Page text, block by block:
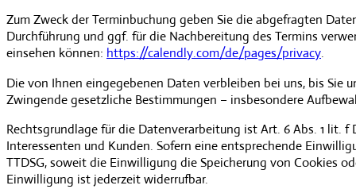
Zum Zweck der Terminbuchung geben Sie die abgefragten
Durchführung und ggf. für die Nachbereitung des Termins
einsehen können: https://calendly.com/de/pages/privacy.
Die von Ihnen eingegebenen Daten verbleiben bei uns, bis Sie
Zwingende gesetzliche Bestimmungen – insbesondere
Rechtsgrundlage für die Datenverarbeitung ist Art. 6 Abs. 1 lit.
Interessenten und Kunden. Sofern eine entsprechende
TTDSG, soweit die Einwilligung die Speicherung von Cookies
Einwilligung ist jederzeit widerrufbar.